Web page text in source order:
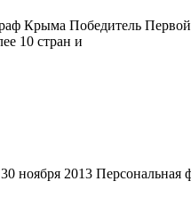
Крыма Победитель
10 стран и
ноября 2013